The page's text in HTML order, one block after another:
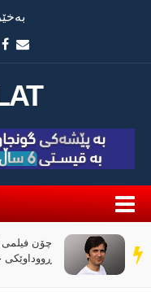
سەر
دێڕ
چۆن فیلمی
ڕووداوێکی